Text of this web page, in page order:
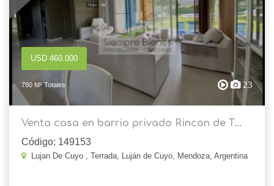
USD 460.000
780 M² Totales 23
Venta casa en barrio privado Rincon de T...
Código: 149153
Lujan De Cuyo , Terrada, Luján de Cuyo, Mendoza, Argentina